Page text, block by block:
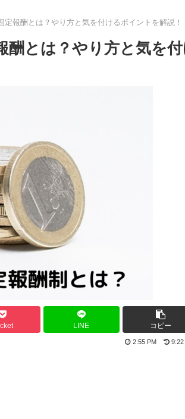
定報酬とは？やり方と気を付けるポイントを解説！
酬とは？やり方と気を
LINE コピー
2:55 PM 9:22